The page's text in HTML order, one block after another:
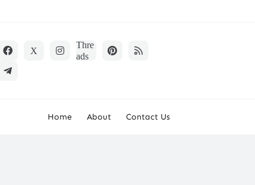
Home About
Contact Us